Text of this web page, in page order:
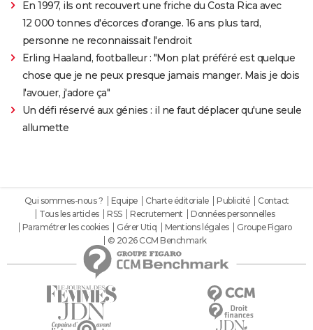
En 1997, ils ont recouvert une friche du Costa Rica avec
12 000 tonnes d'écorces d'orange. 16 ans plus tard,
personne ne reconnaissait l'endroit
Erling Haaland, footballeur : "Mon plat préféré est quelque
chose que je ne peux presque jamais manger. Mais je dois
l'avouer, j'adore ça"
Un défi réservé aux génies : il ne faut déplacer qu'une seule
allumette
Qui sommes-nous ? Equipe Charte éditoriale Publicité
Contact
Tous les articles
RSS Recrutement
Données personnelles
Paramétrer les cookies
Gérer Utiq Mentions légales
Groupe Figaro
© 2026 CCM Benchmark